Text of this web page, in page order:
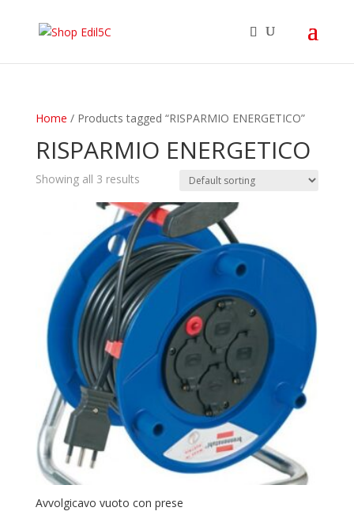
Home / Products tagged “RISPARMIO ENERGETICO”
RISPARMIO ENERGETICO
Showing all 3 results
Avvolgicavo vuoto con prese